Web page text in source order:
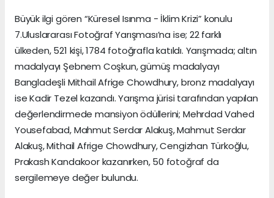
Büyük ilgi gören “Küresel Isınma - İklim Krizi” konulu
7.Uluslararası Fotoğraf Yarışması’na ise; 22 farklı
ülkeden, 521 kişi, 1784 fotoğrafla katıldı. Yarışmada; altın
madalyayı Şebnem Coşkun, gümüş madalyayı
Bangladeşli Mithail Afrige Chowdhury, bronz madalyayı
ise Kadir Tezel kazandı. Yarışma jürisi tarafından yapılan
değerlendirmede mansiyon ödüllerini; Mehrdad Vahed
Yousefabad, Mahmut Serdar Alakuş, Mahmut Serdar
Alakuş, Mithail Afrige Chowdhury, Cengizhan Türkoğlu,
Prakash Kandakoor kazanırken, 50 fotoğraf da
sergilemeye değer bulundu.